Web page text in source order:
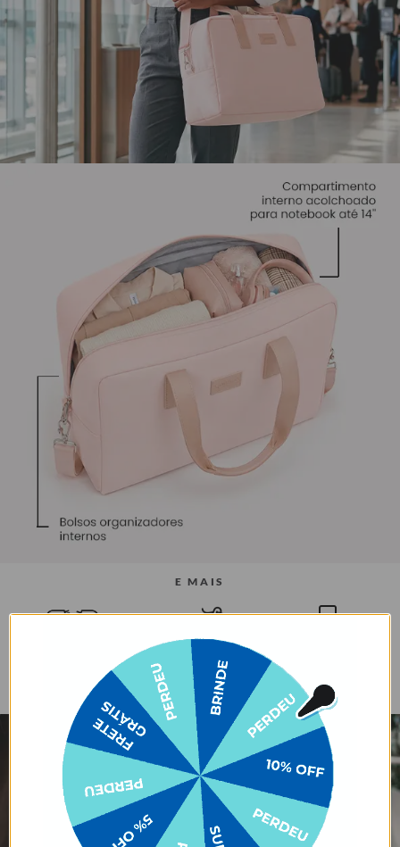
E MAIS
Bolso safe com zíper
escondido
Tecido mais
estruturado
Alça carona para
encaixe em malas de
rodinha